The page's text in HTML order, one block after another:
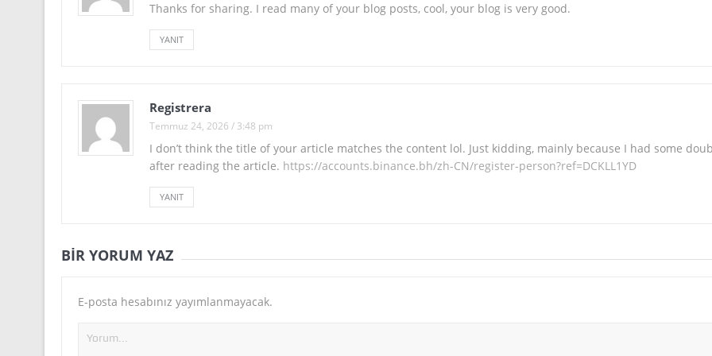
Thanks for sharing. I read many of your blog posts, cool, your blog is very good.
YANIT
Registrera
Temmuz 24, 2026 / 3:48 pm
I don’t think the title of your article matches the content lol. Just kidding, mainly because I had some
after reading the article. https://accounts.binance.bh/zh-CN/register-person?ref=DCKLL1YD
YANIT
BIR YORUM YAZ
E-posta hesabınız yayımlanmayacak.